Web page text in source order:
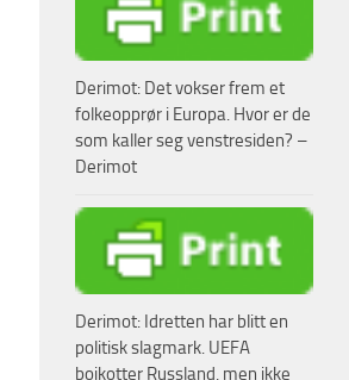
Derimot: Det vokser frem et
folkeopprør i Europa. Hvor er de
som kaller seg venstresiden? –
Derimot
Derimot: Idretten har blitt en
politisk slagmark. UEFA
boikotter Russland, men ikke